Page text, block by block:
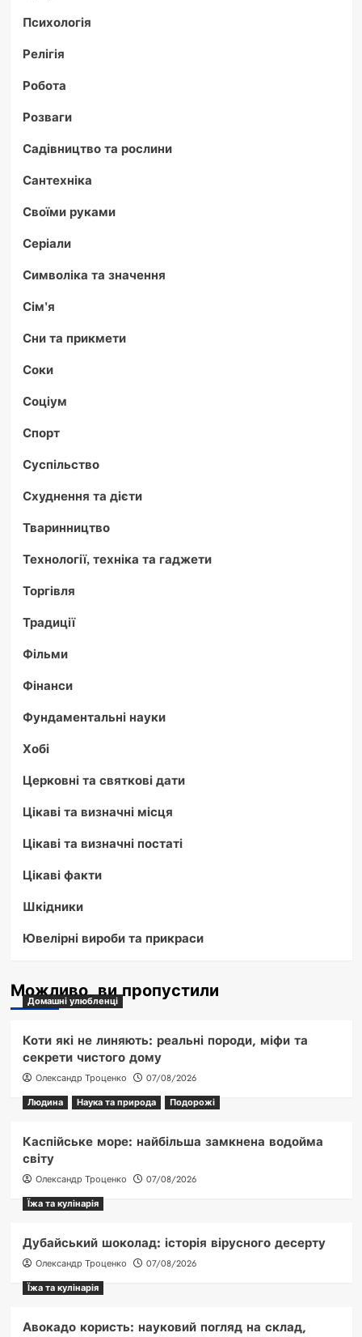
Психологія
Релігія
Робота
Розваги
Садівництво та рослини
Сантехніка
Своїми руками
Серіали
Символіка та значення
Сім'я
Сни та прикмети
Соки
Соціум
Спорт
Суспільство
Схуднення та дієти
Тваринництво
Технології, техніка та гаджети
Торгівля
Традиції
Фільми
Фінанси
Фундаментальні науки
Хобі
Церковні та святкові дати
Цікаві та визначні місця
Цікаві та визначні постаті
Цікаві факти
Шкідники
Ювелірні вироби та прикраси
Можливо, ви пропустили
Домашні улюбленці
Коти які не линяють: реальні породи, міфи та
секрети чистого дому
Олександр Троценко
07/08/2026
Людина
Наука та природа Подорожі
Каспійське море: найбільша замкнена водойма
світу
Олександр Троценко
07/08/2026
Їжа та кулінарія
Дубайський шоколад: історія вірусного десерту
Олександр Троценко
07/08/2026
Їжа та кулінарія
Авокадо користь: науковий погляд на склад,